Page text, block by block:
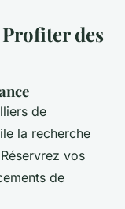
des
de
la recherche
vos
de